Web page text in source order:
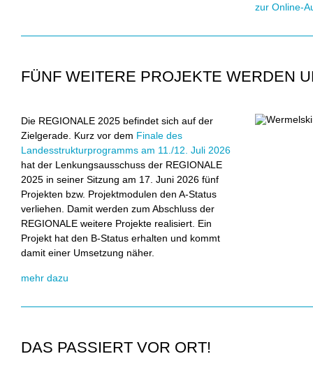
zur Online-
FÜNF WEITERE PROJEKTE WERDEN
Die REGIONALE 2025 befindet sich auf der
Zielgerade. Kurz vor dem Finale des
Landesstrukturprogramms am 11./12. Juli 2026
hat der Lenkungsausschuss der REGIONALE
2025 in seiner Sitzung am 17. Juni 2026 fünf
Projekten bzw. Projektmodulen den A-Status
verliehen. Damit werden zum Abschluss der
REGIONALE weitere Projekte realisiert. Ein
Projekt hat den B-Status erhalten und kommt
damit einer Umsetzung näher.
mehr dazu
DAS PASSIERT VOR ORT!